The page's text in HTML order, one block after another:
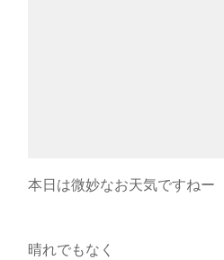
本日は微妙なお天気ですねー
晴れでもなく